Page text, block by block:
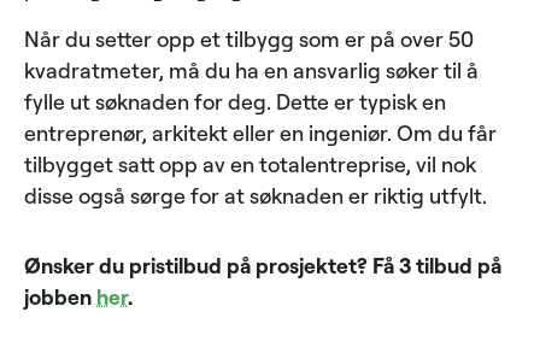
Når du setter opp et tilbygg som er på over 50
kvadratmeter, må du ha en ansvarlig søker til å
fylle ut søknaden for deg. Dette er typisk en
entreprenør, arkitekt eller en ingeniør. Om du får
tilbygget satt opp av en totalentreprise, vil nok
disse også sørge for at søknaden er riktig utfylt.
Ønsker du pristilbud på prosjektet? Få 3 tilbud på
jobben her.